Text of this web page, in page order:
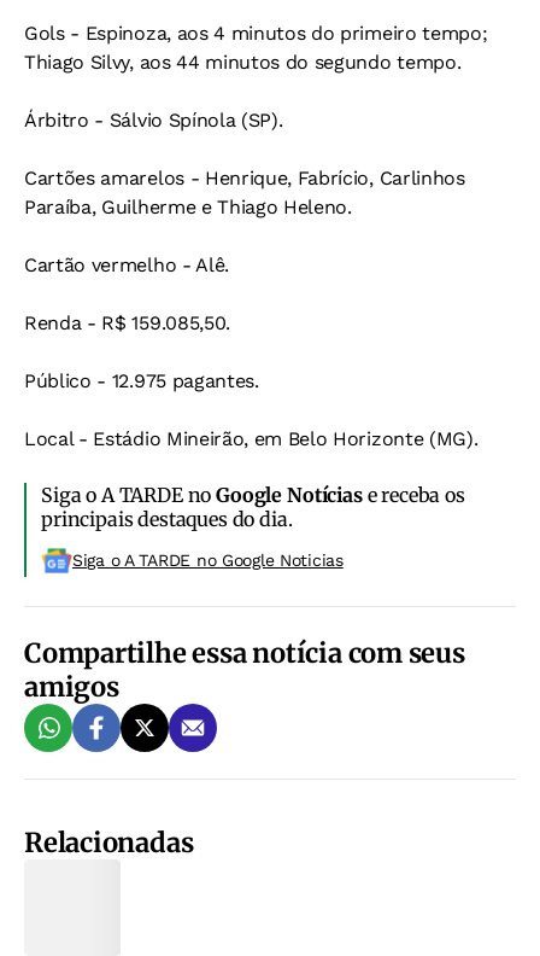
Gols - Espinoza, aos 4 minutos do primeiro tempo;
Thiago Silvy, aos 44 minutos do segundo tempo.
Árbitro - Sálvio Spínola (SP).
Cartões amarelos - Henrique, Fabrício, Carlinhos
Paraíba, Guilherme e Thiago Heleno.
Cartão vermelho - Alê.
Renda - R$ 159.085,50.
Público - 12.975 pagantes.
Local - Estádio Mineirão, em Belo Horizonte (MG).
Siga o A TARDE noGoogle Notíciase receba os
principais destaques do dia.
Siga o A TARDE no Google Noticias
Compartilhe essa notícia com seus
amigos
Relacionadas